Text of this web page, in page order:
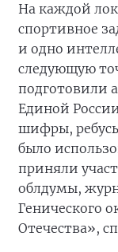
На каждой
спортивное
и одно
следующую
подготовили
Единой
шифры,
было
приняли
облдумы,
Генического
Отечества»,